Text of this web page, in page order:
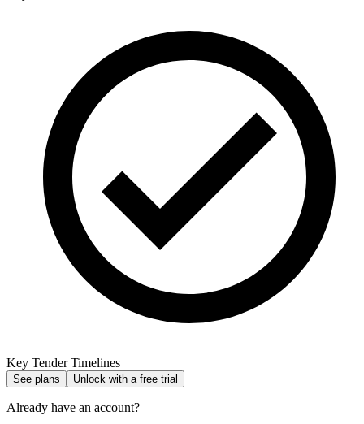
Key Tender Timelines
See plans Unlock with a free trial
Already have an account?